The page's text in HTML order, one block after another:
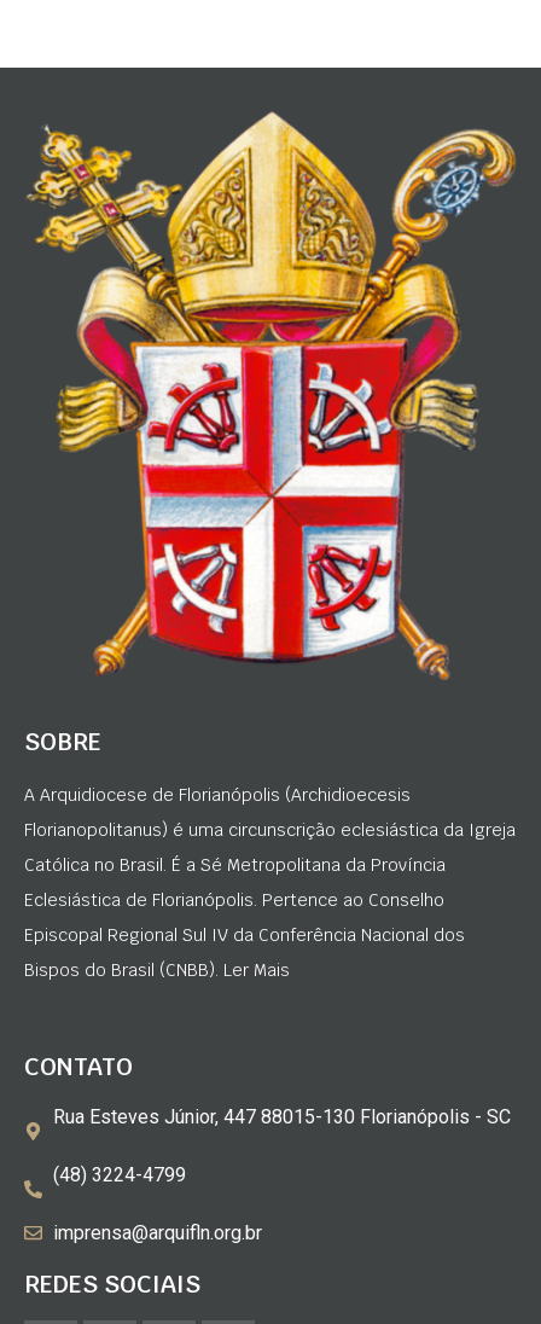
SOBRE
A Arquidiocese de Florianópolis (Archidioecesis
Florianopolitanus) é uma circunscrição eclesiástica da Igreja
Católica no Brasil. É a Sé Metropolitana da Província
Eclesiástica de Florianópolis. Pertence ao Conselho
Episcopal Regional Sul IV da Conferência Nacional dos
Bispos do Brasil (CNBB). Ler Mais
CONTATO
Rua Esteves Júnior, 447 88015-130 Florianópolis - SC
(48) 3224-4799
imprensa@arquifln.org.br
REDES SOCIAIS